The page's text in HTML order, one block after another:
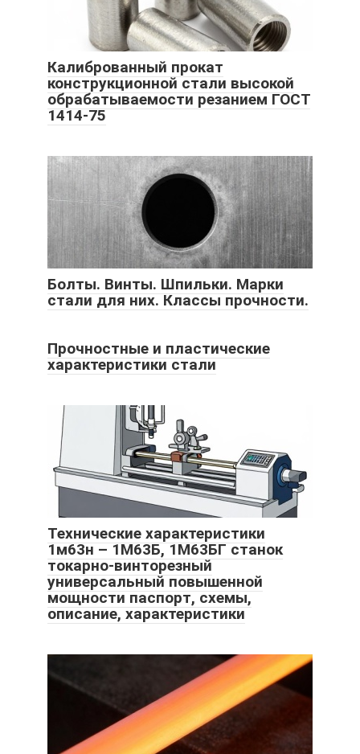
Калиброванный прокат
конструкционной стали высокой
обрабатываемости резанием ГОСТ
1414-75
Болты. Винты. Шпильки. Марки
стали для них. Классы прочности.
Прочностные и пластические
характеристики стали
Технические характеристики
1м63н – 1М63Б, 1М63БГ станок
токарно-винторезный
универсальный повышенной
мощности паспорт, схемы,
описание, характеристики